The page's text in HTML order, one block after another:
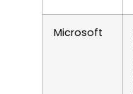
Microsoft